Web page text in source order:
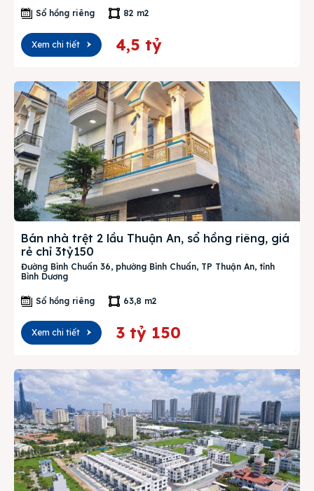
Sổ hồng riêng 82 m2
Xem chi tiết 4,5 tỷ
Bán nhà trệt 2 lầu Thuận An, sổ hồng riêng, giá
rẻ chỉ 3tỷ150
Đường Bình Chuẩn 36, phường Bình Chuẩn, TP Thuận An, tỉnh
Bình Dương
Sổ hồng riêng 63,8 m2
Xem chi tiết 3 tỷ 150